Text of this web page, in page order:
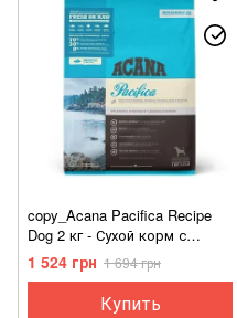
copy_Acana Pacifica Recipe
Dog 2 кг - Сухой корм с
рыбой для собак всех пород
на всех стадиях жизни
1 524 грн 1 694 грн
Купить